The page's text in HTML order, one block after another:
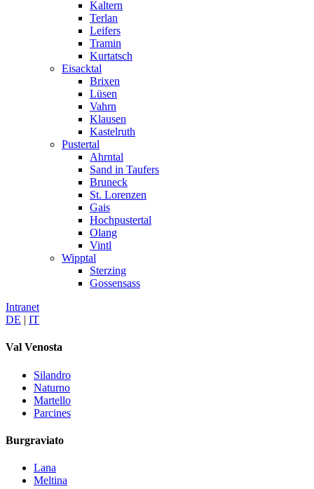
Kaltern
Terlan
Leifers
Tramin
Kurtatsch
Eisacktal
Brixen
Lüsen
Vahrn
Klausen
Kastelruth
Pustertal
Ahrntal
Sand in Taufers
Bruneck
St. Lorenzen
Gais
Hochpustertal
Olang
Vintl
Wipptal
Sterzing
Gossensass
Intranet
DE | IT
Val Venosta
Silandro
Naturno
Martello
Parcines
Burgraviato
Lana
Meltina